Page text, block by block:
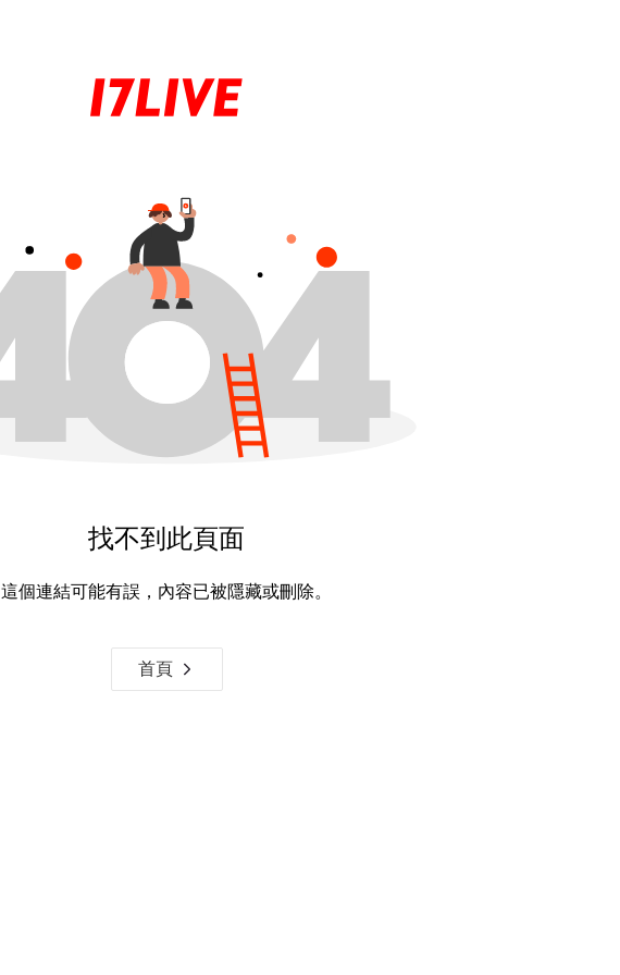
找不到此頁面
這個連結可能有誤，內容已被隱藏或刪除。
首頁